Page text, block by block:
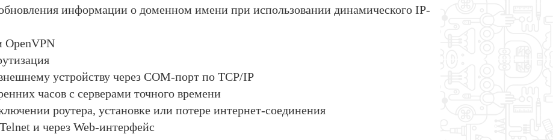
информации о доменном имени при использовании динамического IP-
OpenVPN
устройству через СОМ-порт по TCP/IP
часов с серверами точного времени
роутера, установке или потере интернет-соединения
и через Web-интерфейс